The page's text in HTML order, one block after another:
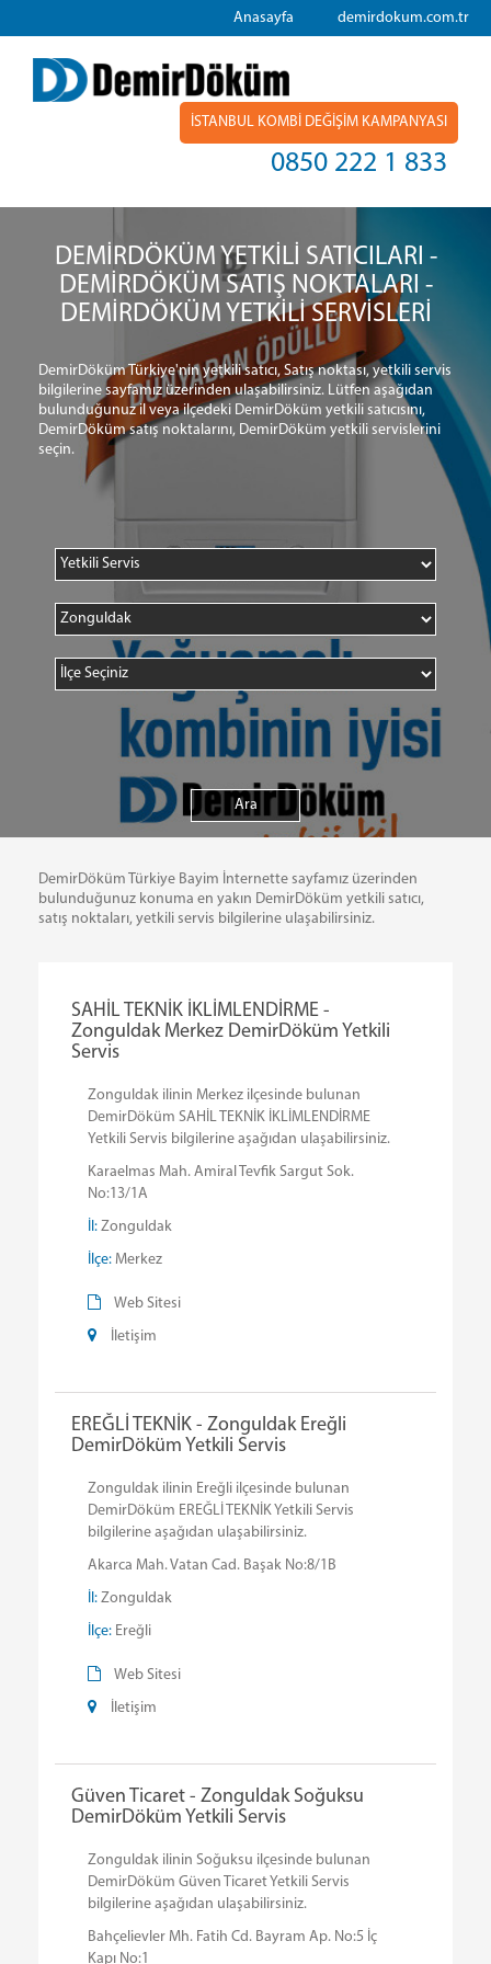
demirdokum.com.tr
Anasayfa
İSTANBUL KOMBİ DEĞİŞİM KAMPANYASI
0850 222 1 833
DEMİRDÖKÜM YETKİLİ SATICILARI -
DEMİRDÖKÜM SATIŞ NOKTALARI -
DEMİRDÖKÜM YETKİLİ SERVİSLERİ
DemirDöküm Türkiye'nin yetkili satıcı, Satış noktası, yetkili servis
bilgilerine sayfamız üzerinden ulaşabilirsiniz. Lütfen aşağıdan
bulunduğunuz il veya ilçedeki DemirDöküm yetkili satıcısını,
DemirDöküm satış noktalarını, DemirDöküm yetkili servislerini
seçin.
DemirDöküm Türkiye Bayim İnternette sayfamız üzerinden
bulunduğunuz konuma en yakın DemirDöküm yetkili satıcı,
satış noktaları, yetkili servis bilgilerine ulaşabilirsiniz.
SAHİL TEKNİK İKLİMLENDİRME -
Zonguldak Merkez DemirDöküm Yetkili
Servis
Zonguldak ilinin Merkez ilçesinde bulunan
DemirDöküm SAHİL TEKNİK İKLİMLENDİRME
Yetkili Servis bilgilerine aşağıdan ulaşabilirsiniz.
Karaelmas Mah. Amiral Tevfik Sargut Sok.
No:13/1A
İl: Zonguldak
İlçe: Merkez
Web Sitesi
İletişim
EREĞLİ TEKNİK - Zonguldak Ereğli
DemirDöküm Yetkili Servis
Zonguldak ilinin Ereğli ilçesinde bulunan
DemirDöküm EREĞLİ TEKNİK Yetkili Servis
bilgilerine aşağıdan ulaşabilirsiniz.
Akarca Mah. Vatan Cad. Başak No:8/1B
İl: Zonguldak
İlçe: Ereğli
Web Sitesi
İletişim
Güven Ticaret - Zonguldak Soğuksu
DemirDöküm Yetkili Servis
Zonguldak ilinin Soğuksu ilçesinde bulunan
DemirDöküm Güven Ticaret Yetkili Servis
bilgilerine aşağıdan ulaşabilirsiniz.
Bahçelievler Mh. Fatih Cd. Bayram Ap. No:5 İç
Kapı No:1